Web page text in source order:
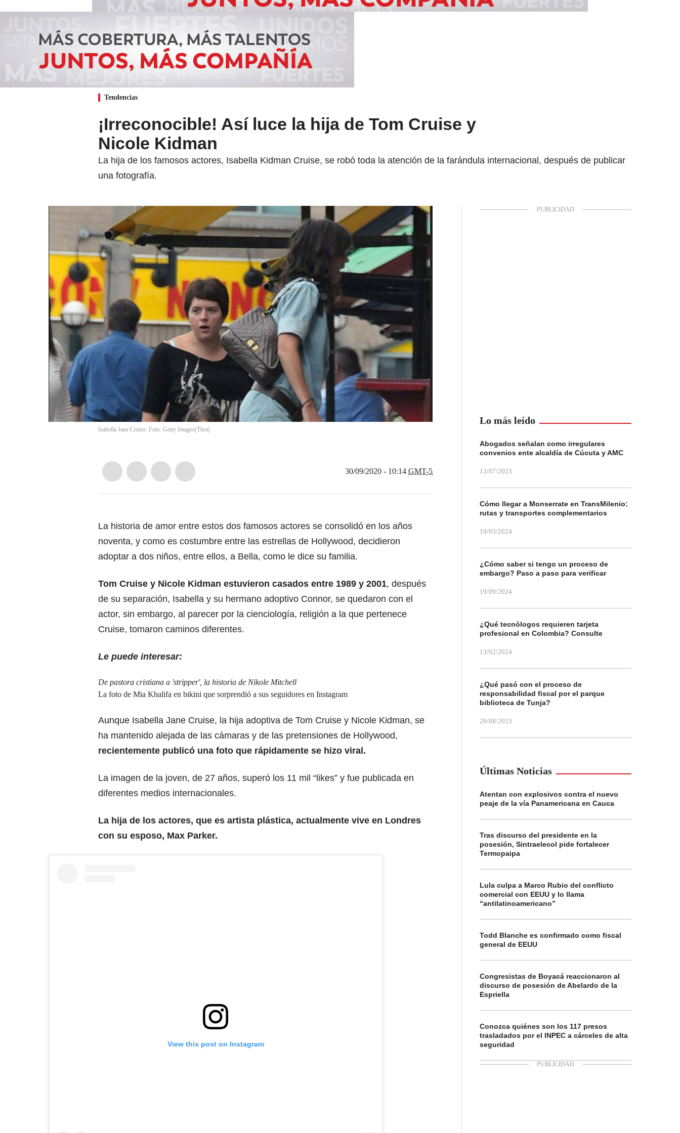
Tendencias
¡Irreconocible! Así luce la hija de Tom Cruise y
Nicole Kidman
La hija de los famosos actores, Isabella Kidman Cruise, se robó toda la atención de la farándula internacional, después de publicar
una fotografía.
Isabella Jane Cruise. Foto: Getty Images(Thot)
30/09/2020 - 10:14 GMT-5
La historia de amor entre estos dos famosos actores se consolidó en los años
noventa, y como es costumbre entre las estrellas de Hollywood, decidieron
adoptar a dos niños, entre ellos, a Bella, como le dice su familia.
Tom Cruise y Nicole Kidman estuvieron casados entre 1989 y 2001, después
de su separación, Isabella y su hermano adoptivo Connor, se quedaron con el
actor, sin embargo, al parecer por la cienciología, religión a la que pertenece
Cruise, tomaron caminos diferentes.
Le puede interesar:
De pastora cristiana a 'stripper', la historia de Nikole Mitchell
La foto de Mia Khalifa en bikini que sorprendió a sus seguidores en Instagram
Aunque Isabella Jane Cruise, la hija adoptiva de Tom Cruise y Nicole Kidman, se
ha mantenido alejada de las cámaras y de las pretensiones de Hollywood,
recientemente publicó una foto que rápidamente se hizo viral.
La imagen de la joven, de 27 años, superó los 11 mil “likes” y fue publicada en
diferentes medios internacionales.
La hija de los actores, que es artista plástica, actualmente vive en Londres
con su esposo, Max Parker.
View this post on Instagram
Lo más leído
Abogados señalan como irregulares
convenios ente alcaldía de Cúcuta y AMC
13/07/2023
Cómo llegar a Monserrate en TransMilenio:
rutas y transportes complementarios
19/03/2024
¿Cómo saber si tengo un proceso de
embargo? Paso a paso para verificar
19/09/2024
¿Qué tecnólogos requieren tarjeta
profesional en Colombia? Consulte
13/02/2024
¿Qué pasó con el proceso de
responsabilidad fiscal por el parque
biblioteca de Tunja?
29/08/2023
Últimas Noticias
Atentan con explosivos contra el nuevo
peaje de la vía Panamericana en Cauca
Tras discurso del presidente en la
posesión, Sintraelecol pide fortalecer
Termopaipa
Lula culpa a Marco Rubio del conflicto
comercial con EEUU y lo llama
“antilatinoamericano”
Todd Blanche es confirmado como fiscal
general de EEUU
Congresistas de Boyacá reaccionaron al
discurso de posesión de Abelardo de la
Espriella
Conozca quiénes son los 117 presos
trasladados por el INPEC a cárceles de alta
seguridad